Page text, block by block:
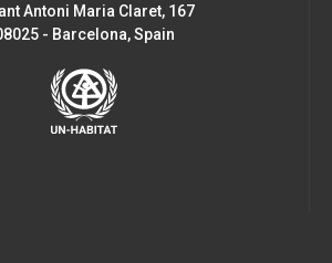
Antoni Maria Claret, 167
- Barcelona, Spain